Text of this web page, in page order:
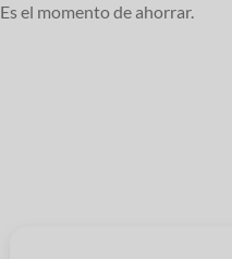
Es el momento de ahorrar.